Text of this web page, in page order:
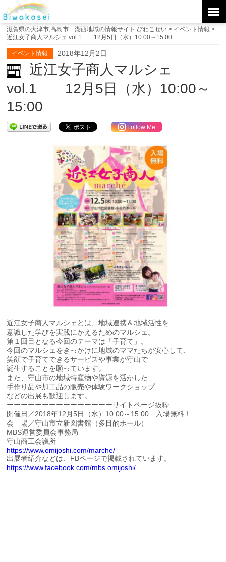
滋賀県の大津市,高島市 湖西地域の情報サイト びわこせい > イベント情報 >
近江女子商人マルシェ vol.1 12月5日（水）10:00～15:00
イベント情報 2018年12月2日
近江女子商人マルシェ
vol.1 12月5日（水）10:00～
15:00
Follow Me
近江女子商人マルシェとは、地域連携＆地域活性を
意識した学びを実践にかえるためのマルシェ。
第１回目となる今回のテーマは「子育て」。
今回のマルシェをきっかけに地域のママたちが安心して、
笑顔で子育てできるサービスや事業が守山で
誕生することを願っています。
また、守山市の地域特産物や資源を活かした
手作り品や加工品の販売や体験ワークショップ
などの出展も歓迎します。
ーーーーーーーーーーーーーーーサイトページ抜粋
開催日／2018年12月5日（水）10:00～15:00 入場無料！
会 場／守山市立新図書館（多目的ホール）
MBS運営委員会事務局
守山商工会議所
https://www.omijoshi.com/marche/
出展者紹介などは、FBページで掲載されています。
https://www.facebook.com/mbs.omijoshi/